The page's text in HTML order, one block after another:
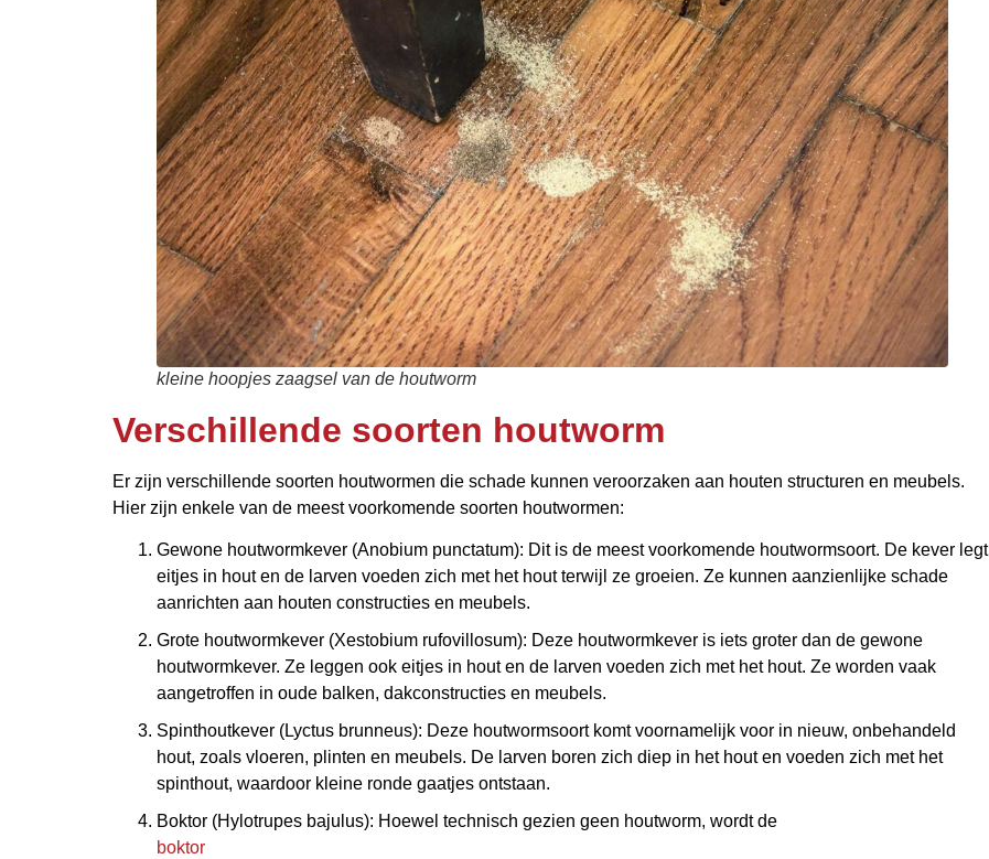
kleine hoopjes zaagsel van de houtworm
Verschillende soorten houtworm
Er zijn verschillende soorten houtwormen die schade kunnen veroorzaken aan houten structuren en meubels.
Hier zijn enkele van de meest voorkomende soorten houtwormen:
Gewone houtwormkever (Anobium punctatum): Dit is de meest voorkomende houtwormsoort. De kever legt
eitjes in hout en de larven voeden zich met het hout terwijl ze groeien. Ze kunnen aanzienlijke schade
aanrichten aan houten constructies en meubels.
Grote houtwormkever (Xestobium rufovillosum): Deze houtwormkever is iets groter dan de gewone
houtwormkever. Ze leggen ook eitjes in hout en de larven voeden zich met het hout. Ze worden vaak
aangetroffen in oude balken, dakconstructies en meubels.
Spinthoutkever (Lyctus brunneus): Deze houtwormsoort komt voornamelijk voor in nieuw, onbehandeld
hout, zoals vloeren, plinten en meubels. De larven boren zich diep in het hout en voeden zich met het
spinthout, waardoor kleine ronde gaatjes ontstaan.
Boktor (Hylotrupes bajulus): Hoewel technisch gezien geen houtworm, wordt de
boktor